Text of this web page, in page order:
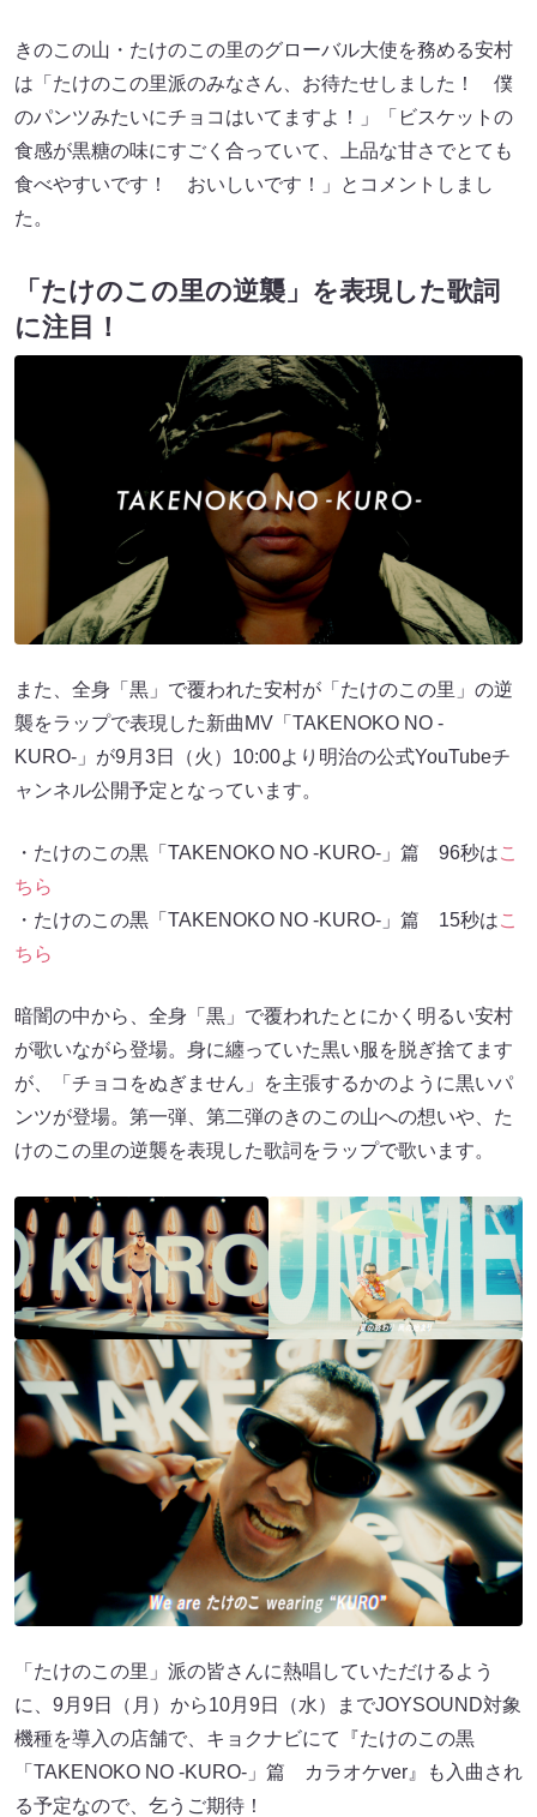
きのこの山・たけのこの里のグローバル大使を務める安村
は「たけのこの里派のみなさん、お待たせしました！ 僕
のパンツみたいにチョコはいてますよ！」「ビスケットの
食感が黒糖の味にすごく合っていて、上品な甘さでとても
食べやすいです！ おいしいです！」とコメントしまし
た。
「たけのこの里の逆襲」を表現した歌詞
に注目！
また、全身「黒」で覆われた安村が「たけのこの里」の逆
襲をラップで表現した新曲MV「TAKENOKO NO -
KURO-」が9月3日（火）10:00より明治の公式YouTubeチ
ャンネル公開予定となっています。
・たけのこの黒「TAKENOKO NO -KURO-」篇 96秒はこ
ちら
・たけのこの黒「TAKENOKO NO -KURO-」篇 15秒はこ
ちら
暗闇の中から、全身「黒」で覆われたとにかく明るい安村
が歌いながら登場。身に纏っていた黒い服を脱ぎ捨てます
が、「チョコをぬぎません」を主張するかのように黒いパ
ンツが登場。第一弾、第二弾のきのこの山への想いや、た
けのこの里の逆襲を表現した歌詞をラップで歌います。
「たけのこの里」派の皆さんに熱唱していただけるよう
に、9月9日（月）から10月9日（水）までJOYSOUND対象
機種を導入の店舗で、キョクナビにて『たけのこの黒
「TAKENOKO NO -KURO-」篇 カラオケver』も入曲され
る予定なので、乞うご期待！